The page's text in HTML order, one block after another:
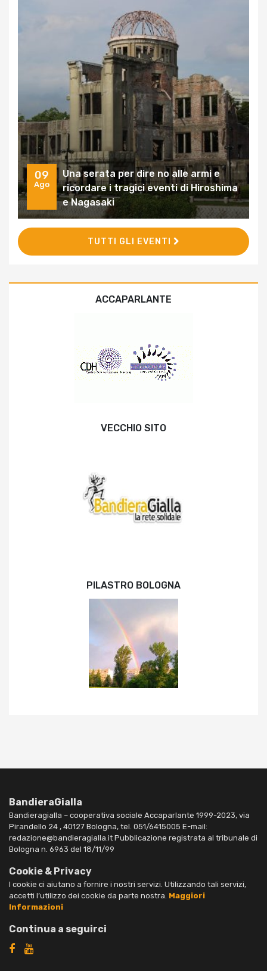
09
Ago
Una serata per dire no alle armi e
ricordare i tragici eventi di Hiroshima
e Nagasaki
TUTTI GLI EVENTI
ACCAPARLANTE
VECCHIO SITO
PILASTRO BOLOGNA
BandieraGialla
Bandieragialla – cooperativa sociale Accaparlante 1999-2023, via
Pirandello 24 , 40127 Bologna, tel. 051/6415005 E-mail:
redazione@bandieragialla.it Pubblicazione registrata al tribunale di
Bologna n. 6963 del 18/11/99
Cookie & Privacy
I cookie ci aiutano a fornire i nostri servizi. Utilizzando tali servizi,
accetti l’utilizzo dei cookie da parte nostra. Maggiori
Informazioni
Continua a seguirci